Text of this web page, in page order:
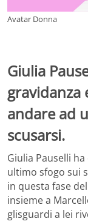
Avatar Donna
Giulia
gravidanza
andare ad
scusarsi.
Giulia Pauselli
ultimo sfogo sui
in questa fase
insieme a
glisguardi a lei